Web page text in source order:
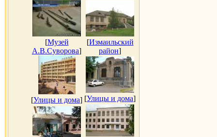
[Музей
А.В.Суворова]
[Измаильский
район]
[Улицы и дома] [Улицы и дома]